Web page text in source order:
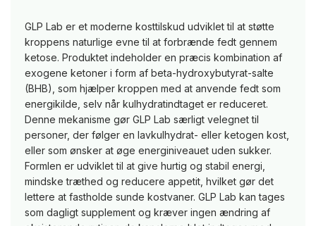
GLP Lab er et moderne kosttilskud udviklet til at støtte
kroppens naturlige evne til at forbrænde fedt gennem
ketose. Produktet indeholder en præcis kombination af
exogene ketoner i form af beta-hydroxybutyrat-salte
(BHB), som hjælper kroppen med at anvende fedt som
energikilde, selv når kulhydratindtaget er reduceret.
Denne mekanisme gør GLP Lab særligt velegnet til
personer, der følger en lavkulhydrat- eller ketogen kost,
eller som ønsker at øge energiniveauet uden sukker.
Formlen er udviklet til at give hurtig og stabil energi,
mindske træthed og reducere appetit, hvilket gør det
lettere at fastholde sunde kostvaner. GLP Lab kan tages
som dagligt supplement og kræver ingen ændring af